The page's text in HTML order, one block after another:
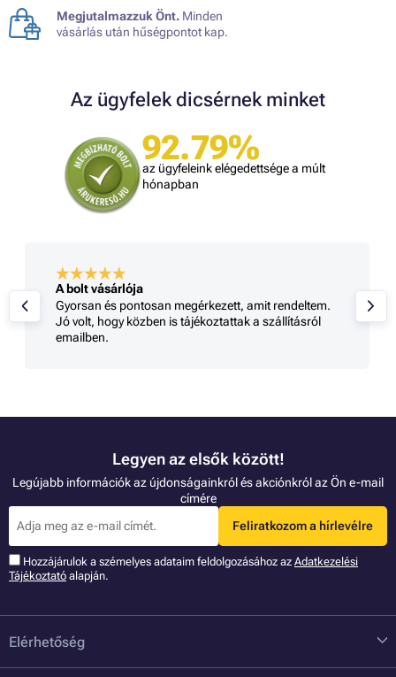
Megjutalmazzuk Önt. Minden
vásárlás után hűségpontot kap.
Az ügyfelek dicsérnek minket
92.79%
az ügyfeleink elégedettsége a múlt
hónapban
A bolt vásárlója
Gyorsan és pontosan megérkezett, amit rendeltem.
Jó volt, hogy közben is tájékoztattak a szállításról
emailben.
Legyen az elsők között!
Legújabb információk az újdonságainkról és akciónkról az Ön e-mail
címére
Feliratkozom a hírlevélre
Hozzájárulok a szémelyes adataim feldolgozásához az Adatkezelési
Tájékoztató alapján.
Elérhetőség